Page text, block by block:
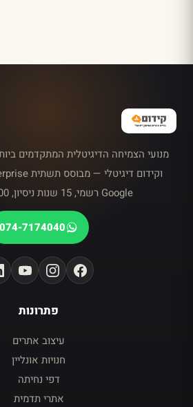
מנועי הצמיחה הדיגיטלית המתקדמים
Google רשמי, 15 שנות ניסיון, 3,000+ לקוחות.
074-7174040
פתרונות
עיצוב אתרים
חנויות אונליין
דפי נחיתה
אתרי תדמית